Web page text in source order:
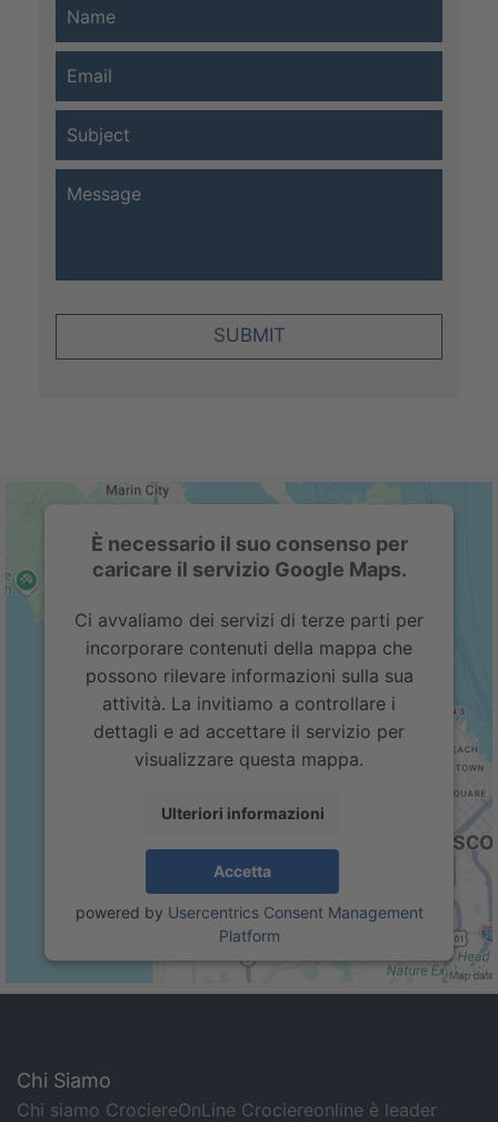
SUBMIT
È necessario il suo consenso per
caricare il servizio Google Maps.
Ci avvaliamo dei servizi di terze parti per
incorporare contenuti della mappa che
possono rilevare informazioni sulla sua
attività. La invitiamo a controllare i
dettagli e ad accettare il servizio per
visualizzare questa mappa.
Ulteriori informazioni
Accetta
powered by Usercentrics Consent Management
Platform
Chi Siamo
Chi siamo CrociereOnLine Crociereonline è leader